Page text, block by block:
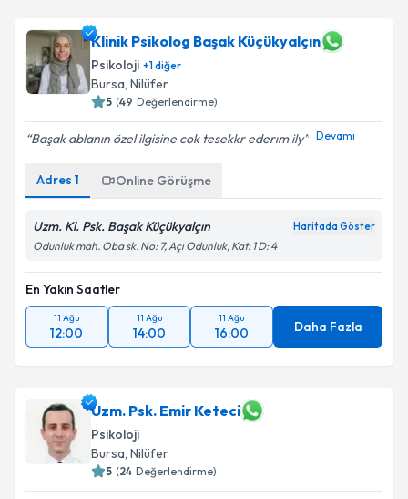
Klinik Psikolog Başak Küçükyalçın
Psikoloji +1diğer
Bursa, Nilüfer
5 (49 Değerlendirme)
Başak ablanın özel ilgisine cok tesekkr ederım ily Devamı
Adres 1 Online Görüşme
Uzm. Kl. Psk. Başak Küçükyalçın Haritada Göster
Odunluk mah. Oba sk. No: 7, Açı Odunluk, Kat: 1 D: 4
En Yakın Saatler
11 Ağu
12:00
11 Ağu
14:00
11 Ağu
16:00 Daha Fazla
Uzm. Psk. Emir Keteci
Psikoloji
Bursa, Nilüfer
5 (24 Değerlendirme)